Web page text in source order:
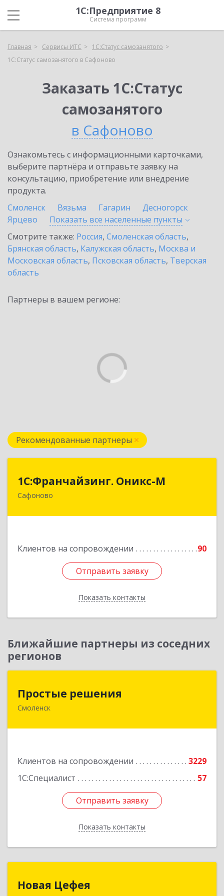
1С:Предприятие 8
Система программ
Главная Сервисы ИТС
1С:Статус самозанятого
1С:Статус самозанятого в Сафоново
Заказать 1С:Статус
самозанятого
в Сафоново
Ознакомьтесь с информационными карточками,
выберите партнёра и отправьте заявку на
консультацию, приобретение или внедрение
продукта.
Смоленск
Вязьма Гагарин
Десногорск
Ярцево
Показать все населенные пункты
Смотрите также: Россия, Смоленская область,
Брянская область, Калужская область, Москва и
Московская область, Псковская область, Тверская
область
Партнеры в вашем регионе:
Рекомендованные партнеры
1С:Франчайзинг. Оникс-М
Сафоново
Клиентов на сопровождении 90
Отправить заявку
Показать контакты
1С:Франчайзинг. Оникс-М
215500, Смоленская обл, Сафоновский р-н,
Отправить заявку
Назад
Ближайшие партнеры из соседних
регионов
Простые решения
Смоленск
Клиентов на сопровождении
3229
1С:Специалист
57
Отправить заявку
Показать контакты
214015, Смоленская обл, Смоленск г, Большая
Отправить заявку
Назад
Новая Цефея